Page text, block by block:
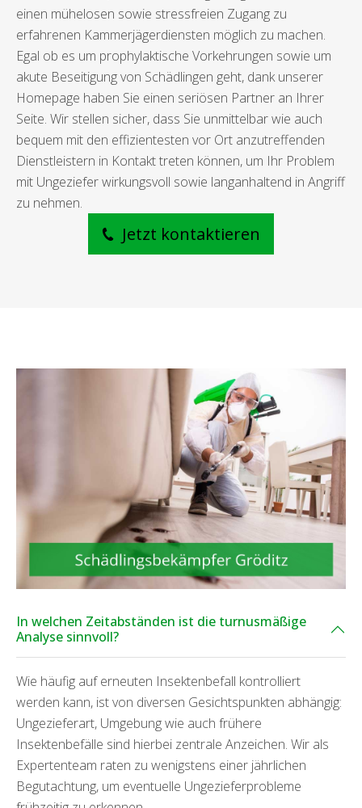
einen mühelosen sowie stressfreien Zugang zu
erfahrenen Kammerjägerdiensten möglich zu machen.
Egal ob es um prophylaktische Vorkehrungen sowie um
akute Beseitigung von Schädlingen geht, dank unserer
Homepage haben Sie einen seriösen Partner an Ihrer
Seite. Wir stellen sicher, dass Sie unmittelbar wie auch
bequem mit den effizientesten vor Ort anzutreffenden
Dienstleistern in Kontakt treten können, um Ihr Problem
mit Ungeziefer wirkungsvoll sowie langanhaltend in Angriff
zu nehmen.
Jetzt kontaktieren
In welchen Zeitabständen ist die turnusmäßige
Analyse sinnvoll?
Wie häufig auf erneuten Insektenbefall kontrolliert
werden kann, ist von diversen Gesichtspunkten abhängig:
Ungezieferart, Umgebung wie auch frühere
Insektenbefälle sind hierbei zentrale Anzeichen. Wir als
Expertenteam raten zu wenigstens einer jährlichen
Begutachtung, um eventuelle Ungezieferprobleme